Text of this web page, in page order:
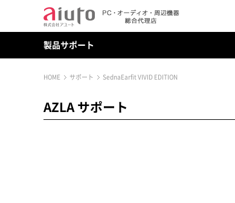
製品サポート
HOME サポート SednaEarfit VIVID EDITION
AZLA サポート